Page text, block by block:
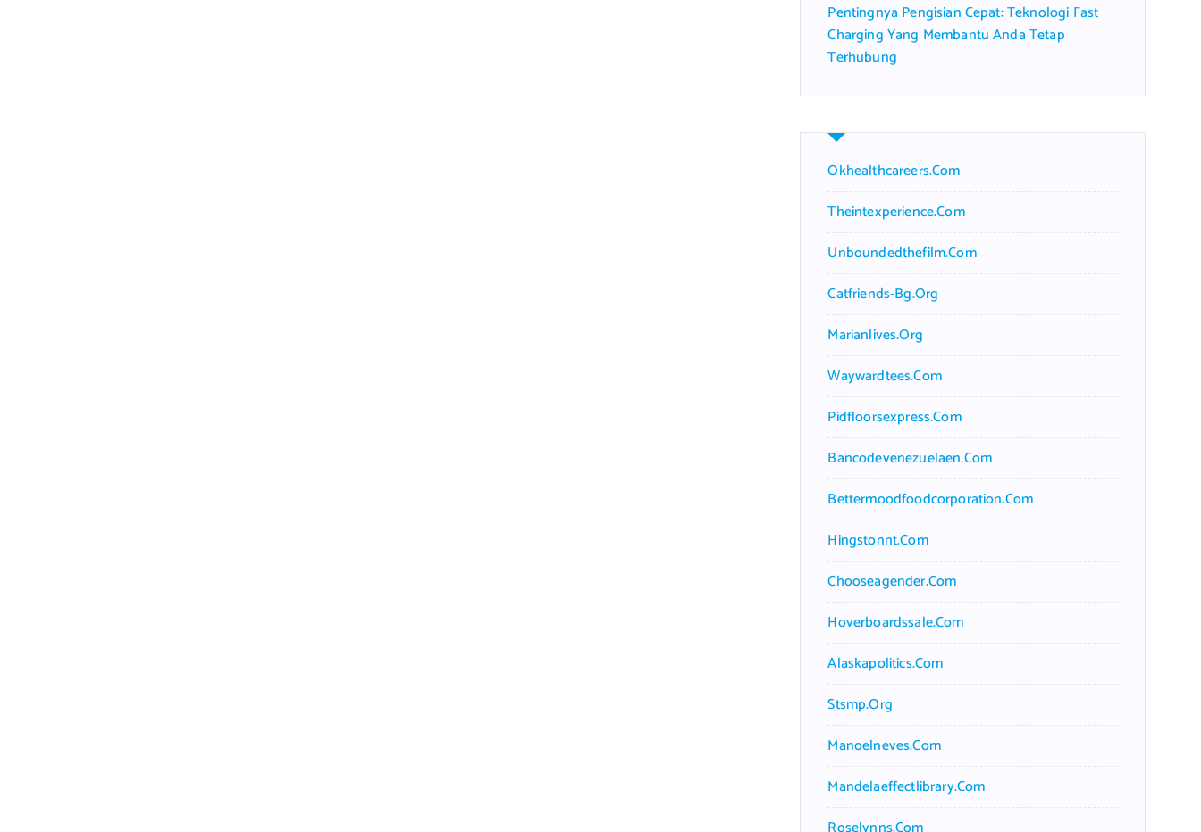
Pentingnya Pengisian Cepat: Teknologi Fast
Charging Yang Membantu Anda Tetap
Terhubung
Okhealthcareers.com
Theintexperience.com
Unboundedthefilm.com
Catfriends-Bg.org
Marianlives.org
Waywardtees.com
Pidfloorsexpress.com
Bancodevenezuelaen.com
Bettermoodfoodcorporation.com
Hingstonnt.com
Chooseagender.com
Hoverboardssale.com
Alaskapolitics.com
Stsmp.org
Manoelneves.com
Mandelaeffectlibrary.com